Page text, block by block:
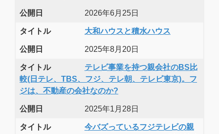
公開日 2026年6月25日
タイトル 大和ハウスと積水ハウス
公開日 2025年8月20日
タイトル
テレビ事業を持つ親会社のBS比
較(日テレ、TBS、フジ、テレ朝、テレビ東京)。フ
ジは、不動産の会社なのか?
公開日 2025年1月28日
タイトル
今バズっているフジテレビの親